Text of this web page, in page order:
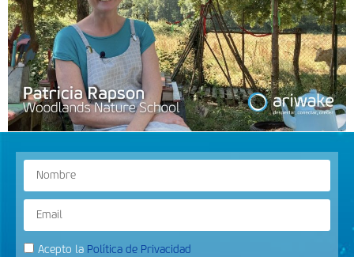
Acepto la Política de Privacidad